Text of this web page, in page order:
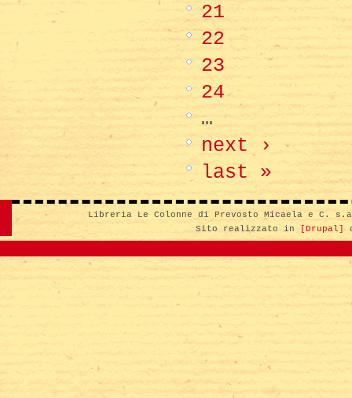
21
22
23
24
…
next ›
last »
Libreria Le Colonne di Prevosto Micaela e C.
Sito realizzato in
[Drupal]